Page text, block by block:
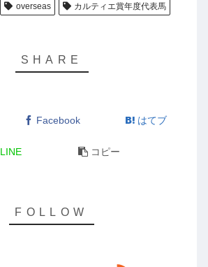
overseas カルティエ賞年度代表馬
Facebook はてブ
LINE コピー